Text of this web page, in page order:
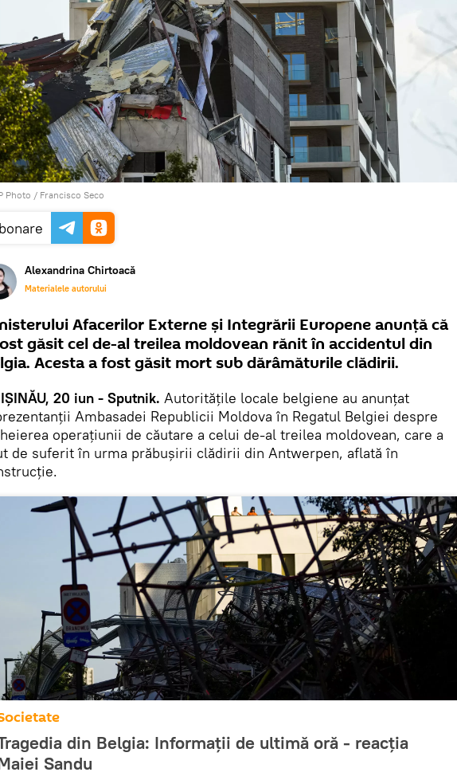
Photo / Francisco Seco
Alexandrina Chirtoacă
Materialele autorului
Afacerilor Externe și Integrării Europene anunță că
găsit cel de-al treilea moldovean rănit în accidentul din
Acesta a fost găsit mort sub dărâmăturile clădirii.
20 iun - Sputnik. Autoritățile locale belgiene au anunțat
Ambasadei Republicii Moldova în Regatul Belgiei despre
operațiunii de căutare a celui de-al treilea moldovean, care a
de suferit în urma prăbușirii clădirii din Antwerpen, aflată în
din Belgia: Informații de ultimă oră - reacția
Sandu